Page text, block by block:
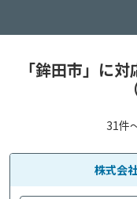
「鉾田市」に
31件
株式会